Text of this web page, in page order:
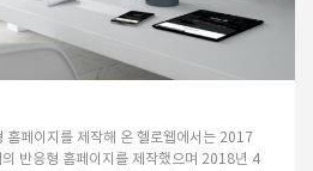
홈페이지를 제작해 온 헬로웹에서는 2017
반응형 홈페이지를 제작했으며 2018년 4